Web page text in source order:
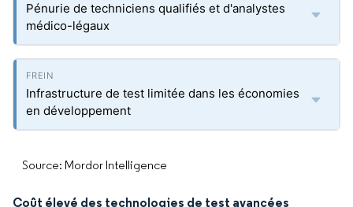
Pénurie de techniciens qualifiés et d'analystes
médico-légaux
Infrastructure de test limitée dans les économies
en développement
Source: Mordor Intelligence
Coût élevé des technologies de test avancées